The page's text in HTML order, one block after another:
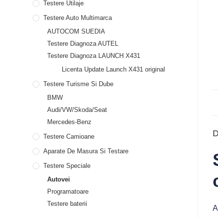
Testere Utilaje
Testere Auto Multimarca
AUTOCOM SUEDIA
Testere Diagnoza AUTEL
Testere Diagnoza LAUNCH X431
Licenta Update Launch X431 original
Testere Turisme Si Dube
BMW
Audi/VW/Skoda/Seat
Mercedes-Benz
Testere Camioane
Aparate De Masura Si Testare
Testere Speciale
Autovei
Programatoare
Testere baterii